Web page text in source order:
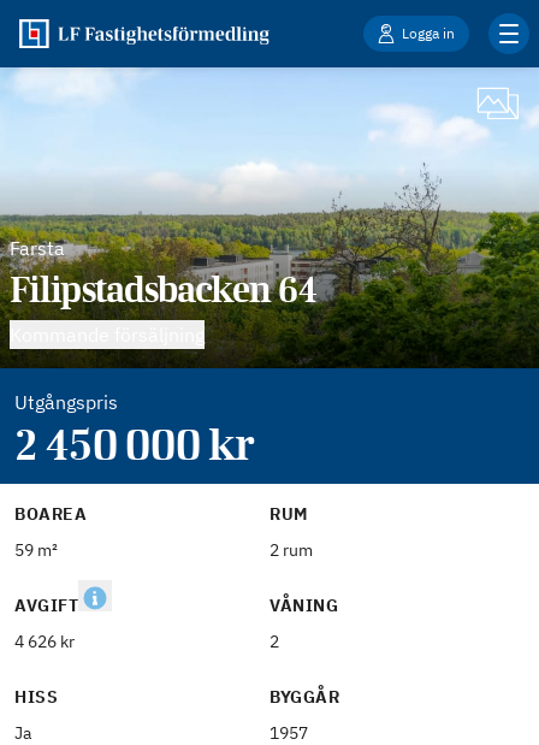
Logga in
Farsta
Filipstadsbacken 64
Utgångspris
2 450 000kr
BOAREA
59 m²
RUM
2 rum
AVGIFT
4 626 kr
VÅNING
2
HISS
Ja
BYGGÅR
1957